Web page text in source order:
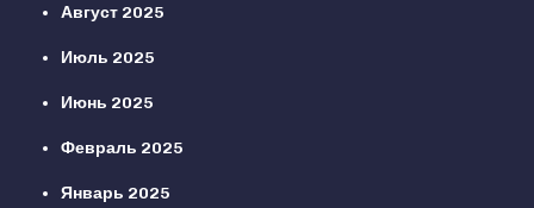
Август 2025
Июль 2025
Июнь 2025
Февраль 2025
Январь 2025